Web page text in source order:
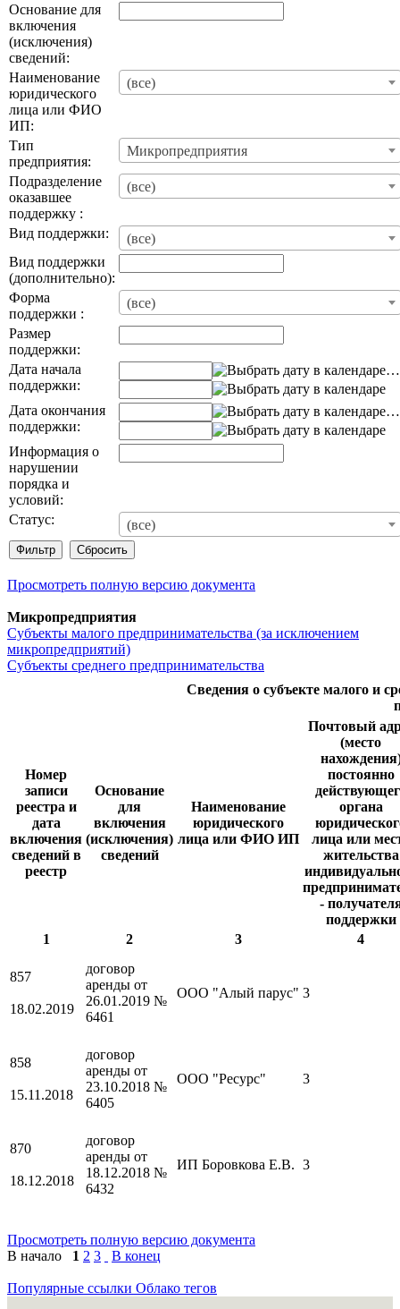
Основание для
включения
(исключения)
сведений:
Наименование
юридического
лица или ФИО
ИП:
(все)
Тип
предприятия:
Микропредприятия
Подразделение
оказавшее
поддержку :
(все)
Вид поддержки:
(все)
Вид поддержки
(дополнительно):
Форма
поддержки :
(все)
Размер
поддержки:
Дата начала
поддержки:
…
Дата окончания
поддержки:
…
Информация о
нарушении
порядка и
условий:
Статус:
(все)
Просмотреть полную версию документа
Микропредприятия
Субъекты малого предпринимательства (за исключением
микропредприятий)
Субъекты среднего предпринимательства
Сведения о субъекте малого и
Номер
записи
реестра и
дата
включения
сведений в
реестр
Основание
для
включения
(исключения)
сведений
Наименование
юридического
лица или ФИО ИП
Почтовый
(место
постоянно
органа
лица или
жительства
-
поддержки
1
2 3 4
857
18.02.2019
договор
аренды от
26.01.2019 №
6461
ООО "Алый парус" 3
858
15.11.2018
договор
аренды от
23.10.2018 №
6405
ООО "Ресурс" 3
870
18.12.2018
договор
аренды от
18.12.2018 №
6432
ИП Боровкова Е.В. 3
872
аренды от
25.01.2020 №
ООО "АДС"
Просмотреть полную версию документа
В начало
1 2 3 В конец
Популярные ссылки Облако тегов